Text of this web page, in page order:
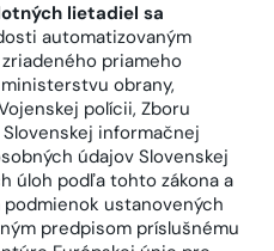
lietadiel sa
automatizovaným
priameho
obrany,
polícii, Zboru
informačnej
údajov Slovenskej
úloh podľa tohto zákona a
podmienok ustanovených
predpisom príslušnému